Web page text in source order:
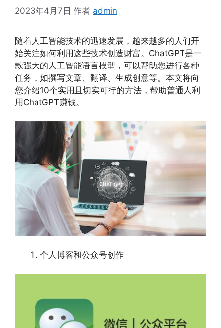
2023年4月7日 作者 admin
随着人工智能技术的迅速发展，越来越多的人们开
始关注如何利用这些技术创造财富。ChatGPT是一
款强大的人工智能语言模型，可以帮助您进行各种
任务，如撰写文章、翻译、生成创意等。本文将向
您介绍10个实用且切实可行的方法，帮助普通人利
用ChatGPT赚钱。
个人博客和公众号创作